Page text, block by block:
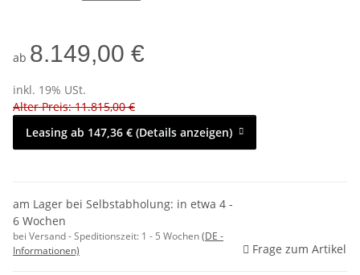
ab 8.149,00 €
inkl. 19% USt.
Alter Preis: 11.815,00 €
Leasing ab 147,36 € (Details anzeigen)
am Lager bei Selbstabholung: in etwa 4 -
6 Wochen
bei Versand - Speditionszeit: 1 - 5 Wochen(DE -
Informationen)
Frage zum Artikel